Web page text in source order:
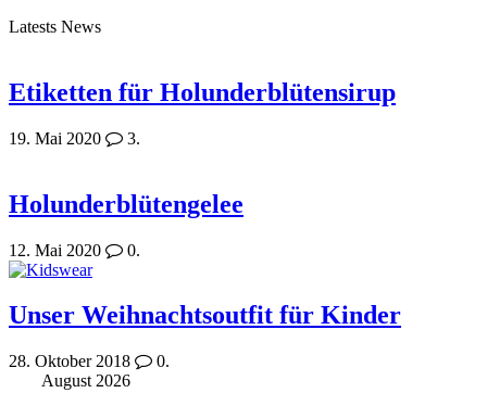
Latests News
Etiketten für Holunderblütensirup
19. Mai 2020 3.
Holunderblütengelee
12. Mai 2020 0.
Unser Weihnachtsoutfit für Kinder
28. Oktober 2018
0.
August 2026